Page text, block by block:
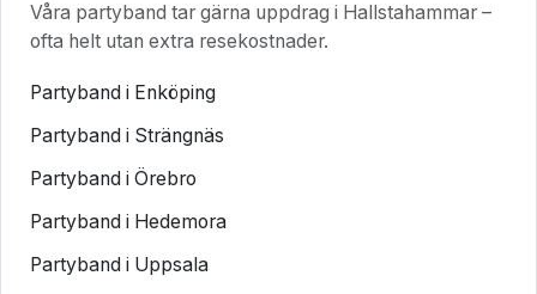
Våra partyband tar gärna uppdrag i Hallstahammar –
ofta helt utan extra resekostnader.
Partyband i Enköping
Partyband i Strängnäs
Partyband i Örebro
Partyband i Hedemora
Partyband i Uppsala